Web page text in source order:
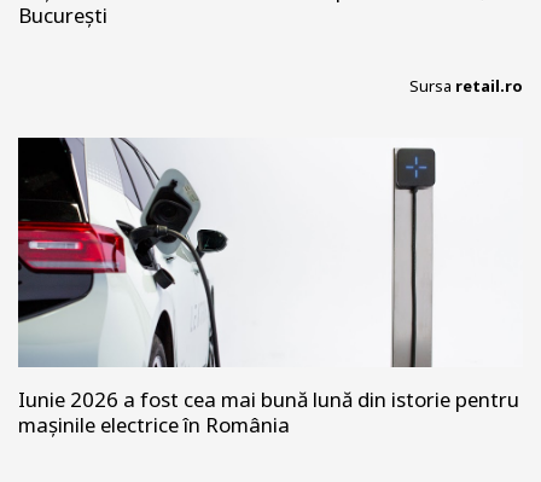
București
Sursa retail.ro
Iunie 2026 a fost cea mai bună lună din istorie pentru
mașinile electrice în România